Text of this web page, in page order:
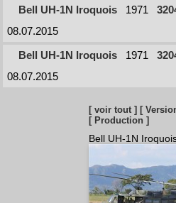
Bell UH-1N Iroquois
1971
08.07.2015
Bell UH-1N Iroquois
1971
08.07.2015
[ voir tout ] [
[ Production ]
Bell UH-1N